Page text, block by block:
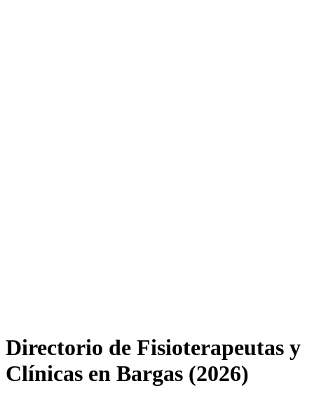
Directorio de Fisioterapeutas y
Clínicas en Bargas (2026)